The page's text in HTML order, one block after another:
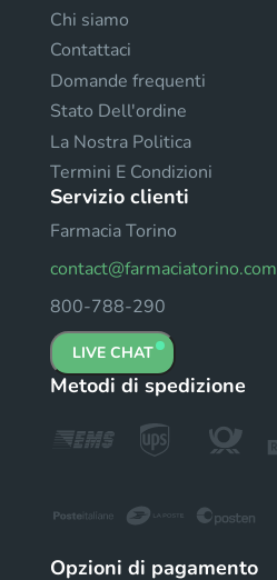
Chi siamo
Contattaci
Domande frequenti
Stato Dell'ordine
La Nostra Politica
Termini E Condizioni
Servizio clienti
Farmacia Torino
contact@farmaciatorino.com
800-788-290
LIVE CHAT
Metodi di spedizione
Opzioni di pagamento